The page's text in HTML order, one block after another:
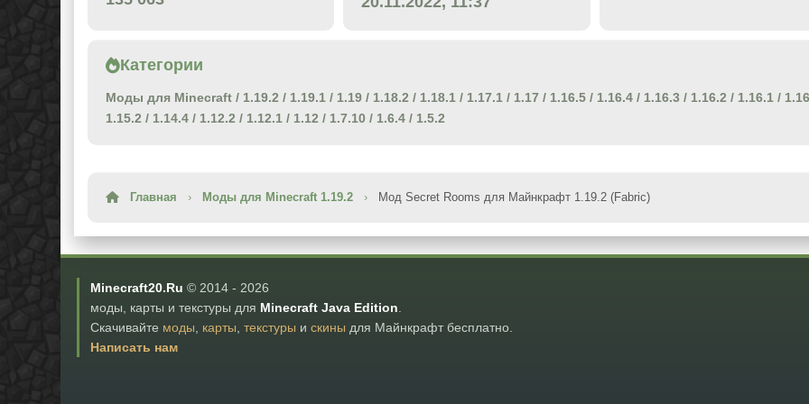
Категории
Моды для Minecraft / 1.19.2 / 1.19.1 / 1.19 / 1.18.2 / 1.18.1 / 1.17.1 / 1.17 / 1.16.5 / 1.16.4 / 1.16.3 / 1.16.2 / 1.16.1 / 1.16
1.15.2 / 1.14.4 / 1.12.2 / 1.12.1 / 1.12 / 1.7.10 / 1.6.4 / 1.5.2
Главная › Моды для Minecraft 1.19.2 › Мод Secret Rooms для Майнкрафт 1.19.2 (Fabric)
Minecraft20.Ru © 2014 - 2026
моды, карты и текстуры для Minecraft Java Edition
Скачивайте моды карты текстуры и скины для Майнкрафт бесплатно.
Написать нам